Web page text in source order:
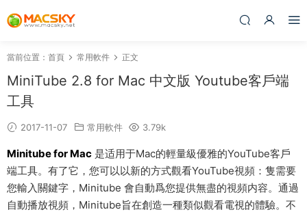
當前位置： 首頁 常用軟件 正文
MiniTube 2.8 for Mac 中文版 Youtube客戶端
工具
2017-11-07 常用軟件 3.79k
Minitube for Mac 是适用于Mac的輕量級優雅的YouTube客戶
端工具。有了它，您可以以新的方式觀看YouTube視頻：隻需要
您輸入關鍵字，Minitube 會自動爲您提供無盡的視頻内容。通過
自動播放視頻，Minitube旨在創造一種類似觀看電視的體驗。不